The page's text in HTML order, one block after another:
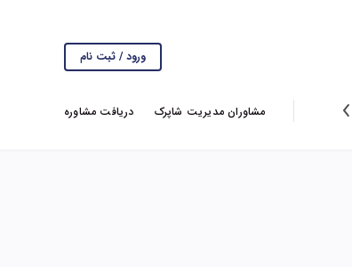
ورود / ثبت نام
گزارش ها ویروس کرونامشاوران مدیریت شاپرک دریافت مشاوره